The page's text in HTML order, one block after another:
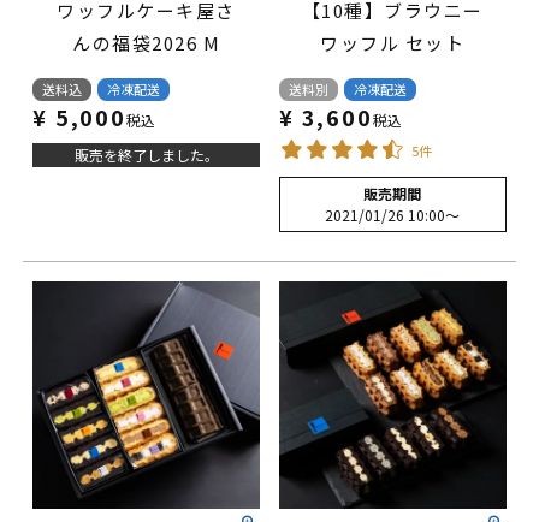
ワッフルケーキ屋さ
んの福袋2026 M
送料込 冷凍配送
¥ 5,000税込
販売を終了しました。
【10種】ブラウニー
ワッフル セット
送料別 冷凍配送
¥ 3,600税込
5件
販売期間
2021/01/26 10:00〜